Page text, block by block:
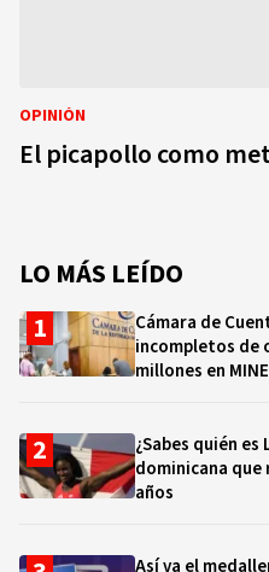
OPINIÓN
El picapollo como
LO MÁS LEÍDO
Cámara de
incompletos de
millones en
¿Sabes quién
dominicana que
años
Así va el